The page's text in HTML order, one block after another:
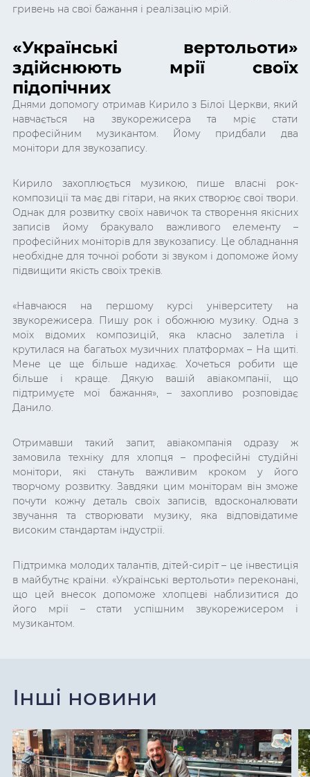
гривень на свої бажання і реалізацію мрій.
«Українські вертольоти»
здійснюють мрії своїх
підопічних
Днями допомогу отримав Кирило з Білої Церкви, який
навчається на звукорежисера та мріє стати
професійним музикантом. Йому придбали два
монітори для звукозапису.
Кирило захоплюється музикою, пише власні рок-
композиції та має дві гітари, на яких створює свої твори.
Однак для розвитку своїх навичок та створення якісних
записів йому бракувало важливого елементу –
професійних моніторів для звукозапису. Це обладнання
необхідне для точної роботи зі звуком і допоможе йому
підвищити якість своїх треків.
«Навчаюся на першому курсі університету на
звукорежисера. Пишу рок і обожнюю музику. Одна з
моїх відомих композицій, яка класно залетіла і
крутилася на багатьох музичних платформах – На щиті.
Мене це ще більше надихає. Хочеться робити ще
більше і краще. Дякую вашій авіакомпанії, що
підтримуєте мої бажання», – захопливо розповідає
Данило.
Отримавши такий запит, авіакомпанія одразу ж
замовила техніку для хлопця – професійні студійні
монітори, які стануть важливим кроком у його
творчому розвитку. Завдяки цим моніторам він зможе
почути кожну деталь своїх записів, вдосконалювати
звучання та створювати музику, яка відповідатиме
високим стандартам індустрії.
Підтримка молодих талантів, дітей-сиріт – це інвестиція
в майбутнє країни. «Українські вертольоти» переконані,
що цей внесок допоможе хлопцеві наблизитися до
його мрії – стати успішним звукорежисером і
музикантом.
Інші новини